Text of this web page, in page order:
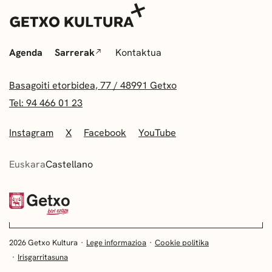
EUSKARACASTELLANO
Agenda Sarrerak Kontaktua
Basagoiti etorbidea, 77 / 48991 Getxo
Tel: 94 466 01 23
Instagram X Facebook YouTube
EuskaraCastellano
2026 Getxo Kultura Lege informazioa
Cookie politika
Irisgarritasuna